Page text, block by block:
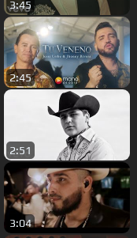
3:45
2:45
2:51
3:04